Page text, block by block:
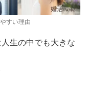
すい理由
生の中でも大きな